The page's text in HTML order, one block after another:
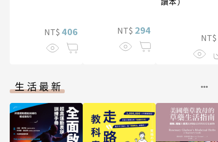
NT$ 406
技藝的祕密 人人
伽利略45
NT$ 294
NT$
生活最新